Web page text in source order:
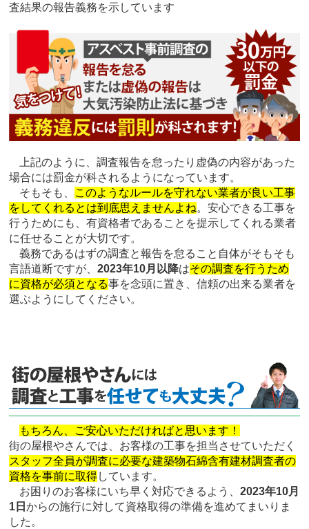
査結果の報告義務を示しています
上記のように、調査報告を怠ったり虚偽の内容があった
場合には罰金が科されるようになっています。
そもそも、
このようなルールを守れない業者が良い工事
をしてくれるとは到底思えませんよね。安心できる工事を
行うためにも、有資格者であることを提示してくれる業者
に任せることが大切です。
義務であるはずの調査と報告を怠ること自体がそもそも
言語道断ですが、2023年10月以降はその調査を行うため
に資格が必須となる事を念頭に置き、信頼の出来る業者を
選ぶようにしてください。
もちろん、ご安心いただければと思います！
街の屋根やさんでは、お客様の工事を担当させていただく
スタッフ全員が調査に必要な建築物石綿含有建材調査者の
資格を事前に取得しています。
お困りのお客様にいち早く対応できるよう、2023年10月
1日からの施行に対して資格取得の準備を進めてまいりま
した。